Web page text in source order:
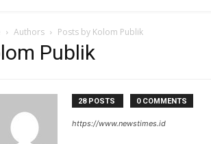
Authors Posts by Kolom Publik
Publik
28 POSTS 0 COMMENTS
https://www.newstimes.id